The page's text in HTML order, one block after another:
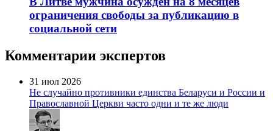
ограничения свободы за публикацию в
социальной сети
Комментарии экспертов
31 июл 2026
Не случайно противники единства Беларуси и России и
Православной Церкви часто одни и те же люди